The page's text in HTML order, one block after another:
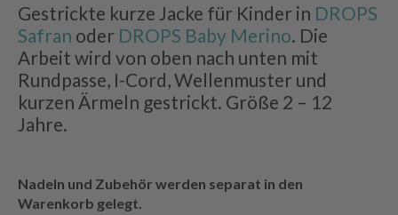
Gestrickte kurze Jacke für Kinder in DROPS
Safran oder DROPS Baby Merino. Die
Arbeit wird von oben nach unten mit
Rundpasse, I-Cord, Wellenmuster und
kurzen Ärmeln gestrickt. Größe 2 – 12
Jahre.
Nadeln und Zubehör werden separat in den
Warenkorb gelegt.